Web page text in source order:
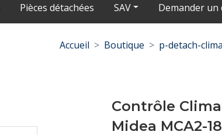
Pièces détachées SAV Demander un
Accueil Boutique p-detach-
Contrôle
Midea MCA2-